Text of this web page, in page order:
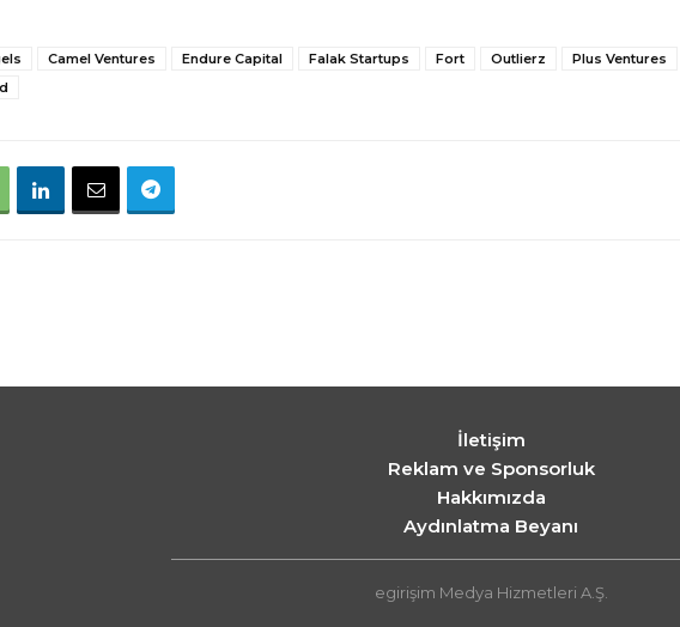
Camel Ventures Endure Capital Falak Startups Fort Outlierz
Plus Ventures
İletişim
Reklam ve Sponsorluk
Hakkımızda
Aydınlatma Beyanı
egirişim Medya Hizmetleri A.Ş.